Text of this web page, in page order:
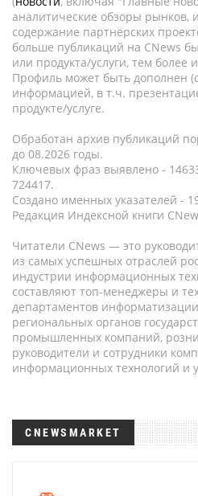
аналитические обзоры рынков,
содержание партнёрских
больше публикаций на CNews
или продукта/услуги, тем
Профиль может быть дополнен
информацией, в т.ч.
продукте/услуге.
Обработан архив публикаций
до 08.2026 годы.
Ключевых фраз выявлено -
724417.
Создано именных указателей -
Редакция Индексной книги
Читатели CNews — это
из самых успешных отраслей
индустрии информационных
составляют топ-менеджеры и
департаментов
региональных органов
промышленных компаний,
руководители и сотрудники
информационных технологий и
CNEWSMARKET